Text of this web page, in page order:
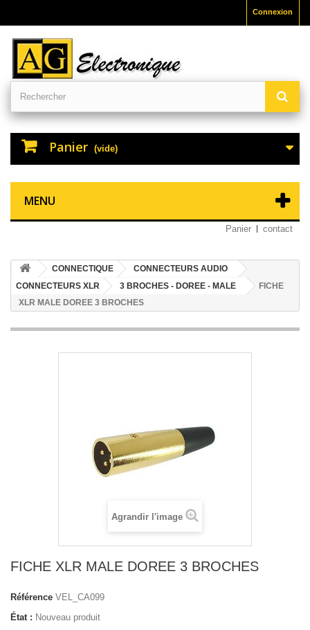
Connexion
Panier (vide)
MENU
Panier contact
CONNECTIQUE
CONNECTEURS AUDIO
CONNECTEURS XLR
3 BROCHES - DOREE - MALE
FICHE
XLR MALE DOREE 3 BROCHES
Agrandir l'image
FICHE XLR MALE DOREE 3 BROCHES
Référence VEL_CA099
État : Nouveau produit